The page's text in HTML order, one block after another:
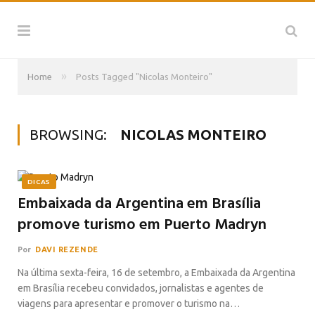
Home » Posts Tagged "Nicolas Monteiro"
BROWSING: NICOLAS MONTEIRO
DICAS
Embaixada da Argentina em Brasília
promove turismo em Puerto Madryn
Por DAVI REZENDE
Na última sexta-feira, 16 de setembro, a Embaixada da Argentina
em Brasília recebeu convidados, jornalistas e agentes de
viagens para apresentar e promover o turismo na…